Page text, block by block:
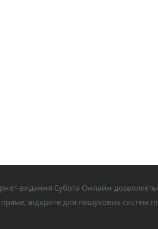
видання Субота Онлайн
відкрите для пошукових систем